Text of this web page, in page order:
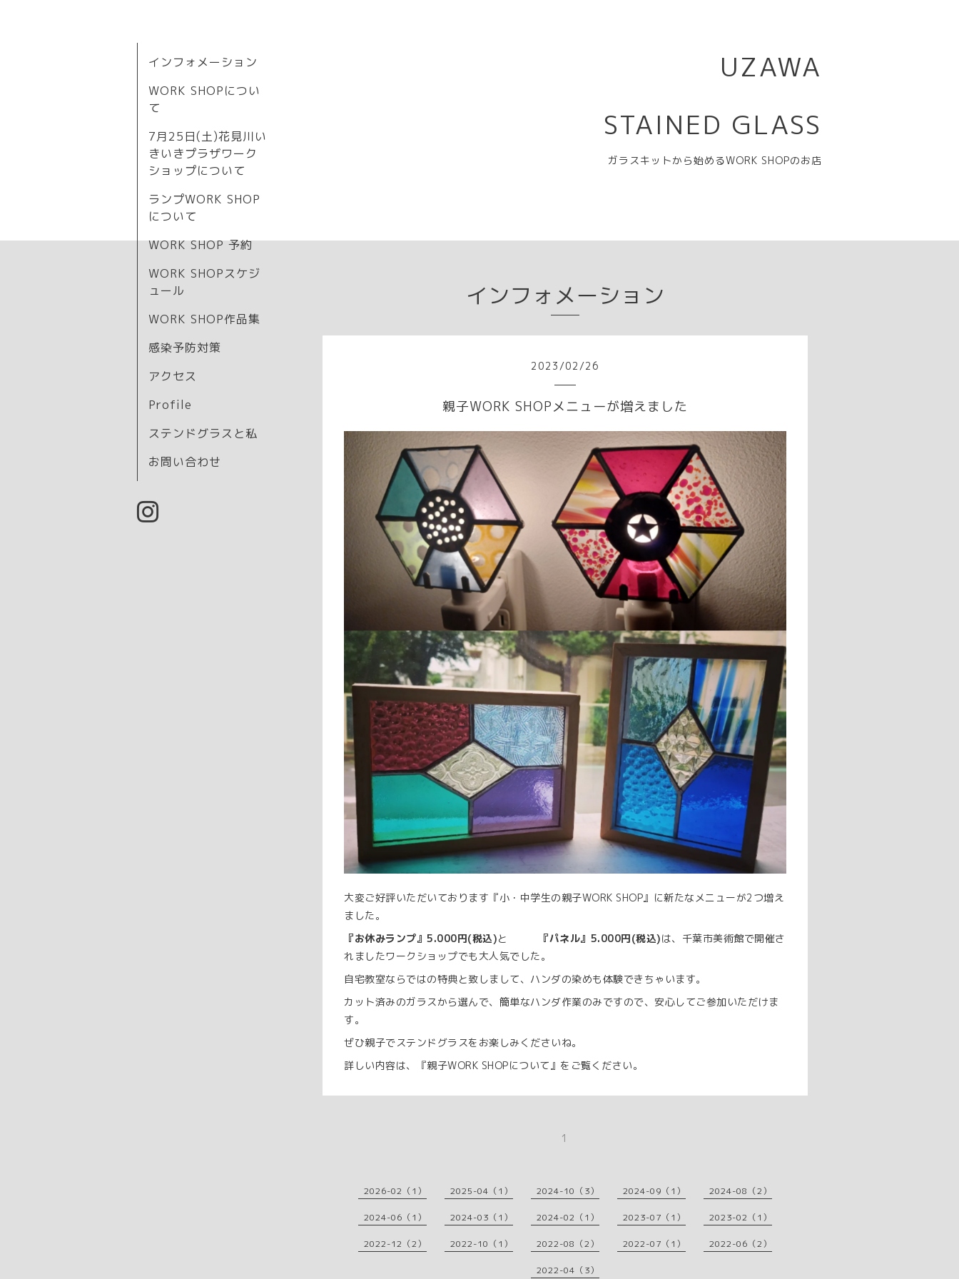
UZAWA
STAINED GLASS
ガラスキットから始めるWORK SHOPのお店
インフォメーション
WORK SHOPについ
て
7月25日(土)花見川い
きいきプラザワーク
ショップについて
ランプWORK SHOP
について
WORK SHOP 予約
WORK SHOPスケジ
ュール
WORK SHOP作品集
感染予防対策
アクセス
Profile
ステンドグラスと私
お問い合わせ
インフォメーション
2023 /02 /26
親子WORK SHOPメニューが増えました
大変ご好評いただいております『小・中学生の親子WORK SHOP』に新たなメニューが2つ増え
ました。
『お休みランプ』5.000円(税込)と 『パネル』5.000円(税込)は、千葉市美術館で開催さ
れましたワークショップでも大人気でした。
自宅教室ならではの特典と致しまして、ハンダの染めも体験できちゃいます。
カット済みのガラスから選んで、簡単なハンダ作業のみですので、安心してご参加いただけま
す。
ぜひ親子でステンドグラスをお楽しみくださいね。
詳しい内容は、『親子WORK SHOPについて』をご覧ください。
1
2026-02（1） 2025-04（1） 2024-10（3） 2024-09（1） 2024-08（2）
2024-06（1） 2024-03（1） 2024-02（1） 2023-07（1） 2023-02（1）
2022-12（2） 2022-10（1） 2022-08（2） 2022-07（1） 2022-06（2）
2022-04（3）